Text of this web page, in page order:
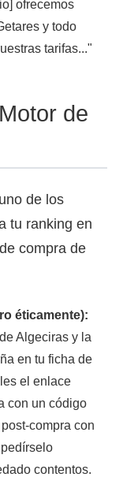
ofrecemos
y todo
tarifas..."
de
de los
tu ranking en
compra de
éticamente):
Algeciras y la
en tu ficha de
el enlace
con un código
compra con
contentos.